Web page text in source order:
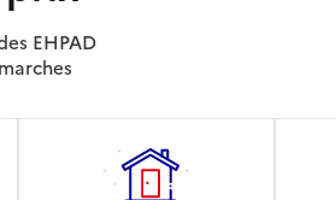
EHPAD